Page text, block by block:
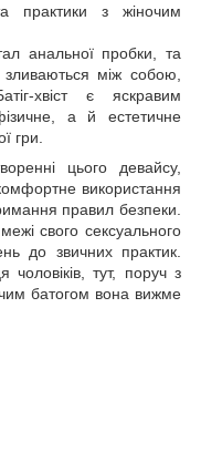
практики з жіночим
анальної пробки, та
між собою,
хвіст є яскравим
а й естетичне
гри.
цього девайсу,
використання
правил безпеки.
свого сексуального
до звичних практик.
тут, поруч з
батогом вона вижме